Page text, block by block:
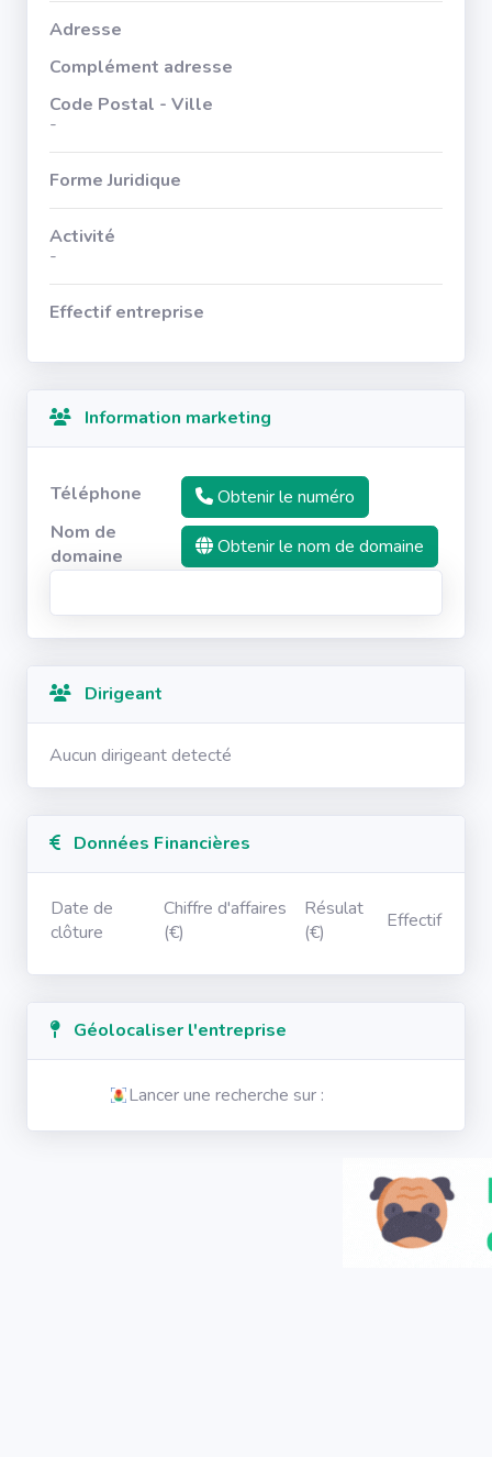
Adresse
Complément adresse
Code Postal - Ville
-
Forme Juridique
Activité
-
Effectif entreprise
Information marketing
Téléphone
Obtenir le numéro
Nom de
domaine
Obtenir le nom de domaine
Dirigeant
Aucun dirigeant detecté
Données Financières
Date de
clôture
Chiffre d'affaires
(€)
Résulat
(€)
Effectif
Géolocaliser l'entreprise
Lancer une recherche sur :